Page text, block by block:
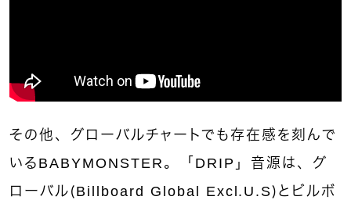
その他、グローバルチャートでも存在感を刻んで
いるBABYMONSTER。「DRIP」音源は、グ
ローバル（Billboard Global Excl.U.S）とビルボ